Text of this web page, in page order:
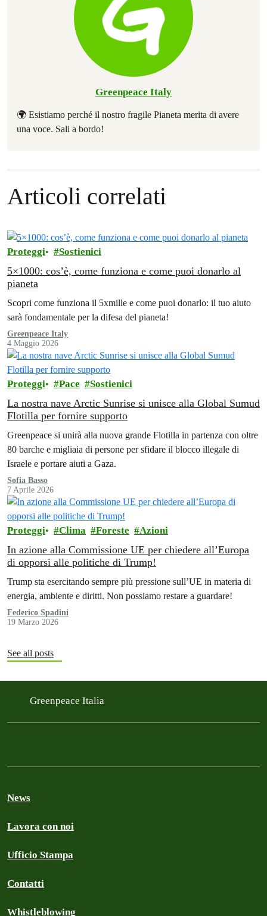
Greenpeace Italy
🌍 Esistiamo perché il nostro fragile Pianeta merita di avere
una voce. Sali a bordo!
Articoli correlati
Proteggi Sostienici
5×1000: cos’è, come funziona e come puoi donarlo al
pianeta
Scopri come funziona il 5xmille e come puoi donarlo: il tuo aiuto
sarà fondamentale per la difesa del pianeta!
Greenpeace Italy
4 Maggio 2026
Proteggi Pace Sostienici
La nostra nave Arctic Sunrise si unisce alla Global Sumud
Flotilla per fornire supporto
Greenpeace si unirà alla nuova grande Flotilla in partenza con oltre
80 barche e migliaia di persone per sfidare il blocco illegale di
Israele e portare aiuti a Gaza.
Sofia Basso
7 Aprile 2026
Proteggi Clima Foreste Azioni
In azione alla Commissione UE per chiedere all’Europa
di opporsi alle politiche di Trump!
Trump sta esercitando sempre più pressione sull’UE in materia di
energia, ambiente e diritti. Non possiamo restare a guardare!
Federico Spadini
19 Marzo 2026
See all posts
Greenpeace Italia
News
Lavora con noi
Ufficio Stampa
Contatti
Whistleblowing